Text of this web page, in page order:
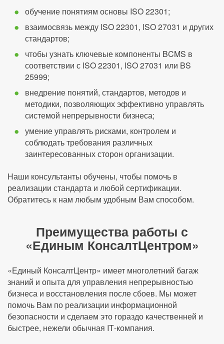
обучение понятиям основы ISO 22301;
взаимосвязь между ISO 22301, ISO 27031 и других
стандартов;
чтобы узнать ключевые компоненты BCMS в
соответствии с ISO 22301, ISO 27031 или BS
25999;
внедрение понятий, стандартов, методов и
методики, позволяющих эффективно управлять
системой непрерывности бизнеса;
умение управлять рисками, контролем и
соблюдать требования различных
заинтересованных сторон организации.
Наши консультанты обучены, чтобы помочь в
реализации стандарта и любой сертификации.
Обратитесь к нам любым удобным Вам способом.
Преимущества работы с
«Единым КонсалтЦентром»
«Единый КонсалтЦентр» имеет многолетний багаж
знаний и опыта для управления непрерывностью
бизнеса и восстановления после сбоев. Мы может
помочь Вам по реализации информационной
безопасности и сделаем это гораздо качественней и
быстрее, нежели обычная IТ-компания.